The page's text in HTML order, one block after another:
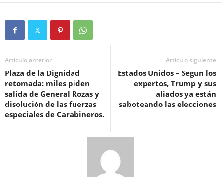
Artículo anterior
Plaza de la Dignidad
retomada: miles piden
salida de General Rozas y
disolución de las fuerzas
especiales de Carabineros.
Artículo siguiente
Estados Unidos – Según los
expertos, Trump y sus
aliados ya están
saboteando las elecciones